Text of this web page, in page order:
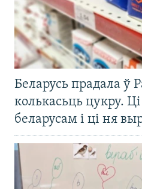
Беларусь прадала ў
колькасьць цукру.
беларусам і ці ня